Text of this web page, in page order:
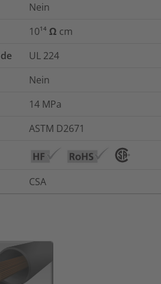
Nein
10¹⁴ Ω cm
UL 224
Nein
14 MPa
ASTM D2671
CSA